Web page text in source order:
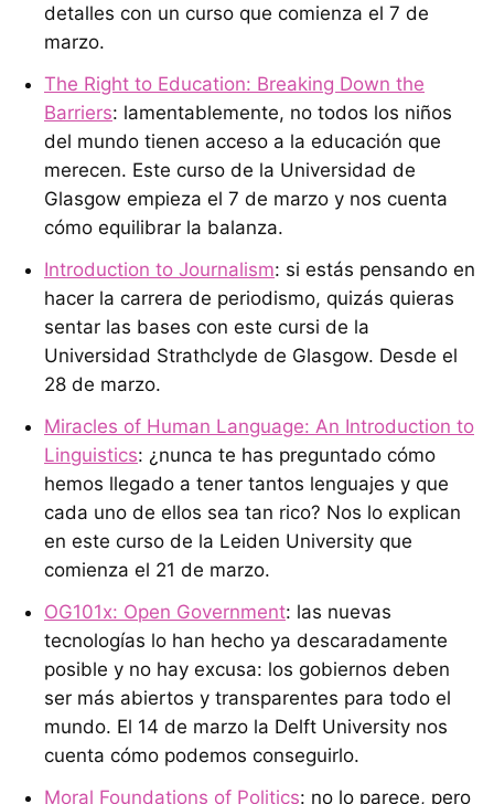
detalles con un curso que comienza el 7 de
marzo.
The Right to Education: Breaking Down the
Barriers: lamentablemente, no todos los niños
del mundo tienen acceso a la educación que
merecen. Este curso de la Universidad de
Glasgow empieza el 7 de marzo y nos cuenta
cómo equilibrar la balanza.
Introduction to Journalism: si estás pensando en
hacer la carrera de periodismo, quizás quieras
sentar las bases con este cursi de la
Universidad Strathclyde de Glasgow. Desde el
28 de marzo.
Miracles of Human Language: An Introduction to
Linguistics: ¿nunca te has preguntado cómo
hemos llegado a tener tantos lenguajes y que
cada uno de ellos sea tan rico? Nos lo explican
en este curso de la Leiden University que
comienza el 21 de marzo.
OG101x: Open Government: las nuevas
tecnologías lo han hecho ya descaradamente
posible y no hay excusa: los gobiernos deben
ser más abiertos y transparentes para todo el
mundo. El 14 de marzo la Delft University nos
cuenta cómo podemos conseguirlo.
Moral Foundations of Politics: no lo parece, pero